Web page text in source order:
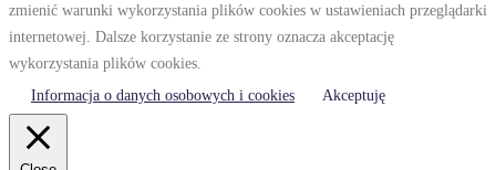
zmienić warunki wykorzystania plików cookies w ustawieniach przeglądarki
internetowej. Dalsze korzystanie ze strony oznacza akceptację
wykorzystania plików cookies.
Informacja o danych osobowych i cookies
Akceptuję